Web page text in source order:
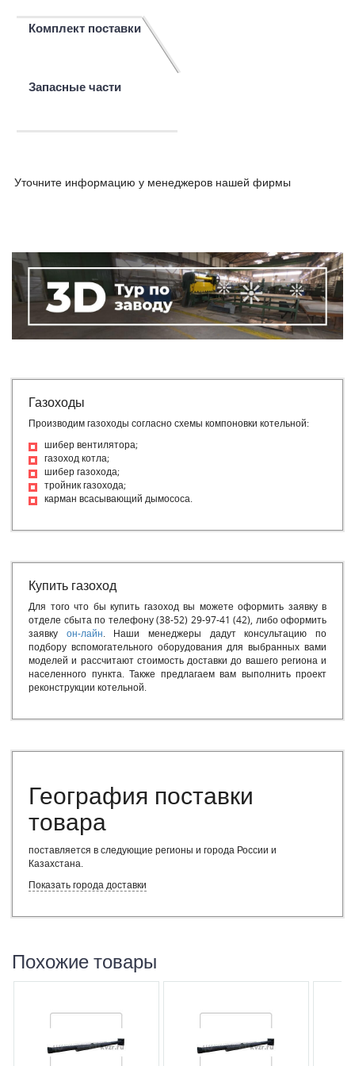
Комплект поставки
Запасные части
Уточните информацию у менеджеров нашей фирмы
Газоходы
Производим газоходы согласно схемы компоновки котельной:
шибер вентилятора;
газоход котла;
шибер газохода;
тройник газохода;
карман всасывающий дымососа.
Купить газоход
Для того что бы купить газоход вы можете оформить заявку в
отделе сбыта по телефону (38-52) 29-97-41 (42), либо оформить
заявку он-лайн. Наши менеджеры дадут консультацию по
подбору вспомогательного оборудования для выбранных вами
моделей и рассчитают стоимость доставки до вашего региона и
населенного пункта. Также предлагаем вам выполнить проект
реконструкции котельной.
География поставки
товара
поставляется в следующие регионы и города России и
Казахстана.
Показать города доставки
Похожие товары
Дымовая труба Ду 500 на
растяжках предназначена для
отвода дымовых газов котельных
установок, работающих на